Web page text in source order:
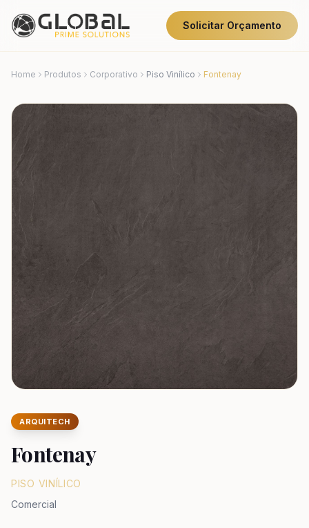
Solicitar Orçamento
Home Produtos Corporativo Piso Vinílico Fontenay
ARQUITECH
Fontenay
PISO VINÍLICO
Comercial